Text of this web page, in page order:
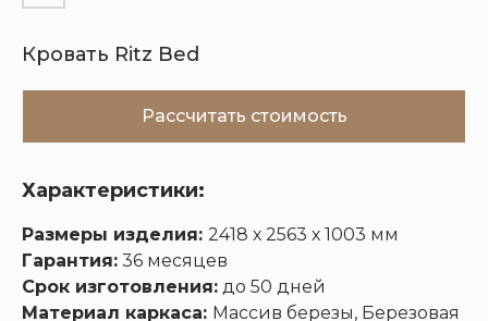
Кухни Шкафы Гардеробные Диваны
Кровать Ritz Bed
Рассчитать стоимость
Характеристики:
Размеры изделия: 2418 х 2563 х 1003 мм
Гарантия: 36 месяцев
Срок изготовления: до 50 дней
Материал каркаса: Массив березы, Березовая